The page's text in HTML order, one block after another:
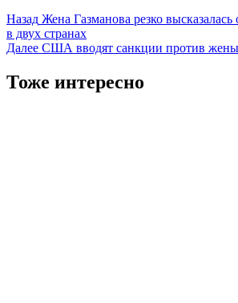
Навигация
записи
Назад Жена Газманова резко
в двух странах
Далее США вводят санкции против жены
Тоже интересно